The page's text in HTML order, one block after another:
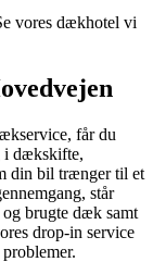
vores dækhotel vi
får du
i dækskifte,
din bil trænger til et
står
brugte dæk samt
drop-in service